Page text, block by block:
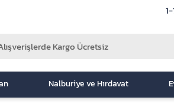
Nalburiye ve Hırdavat